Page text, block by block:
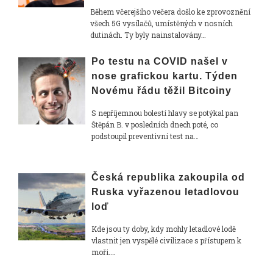
Během včerejšího večera došlo ke zprovoznění
všech 5G vysílačů, umístěných v nosních
dutinách. Ty byly nainstalovány…
Po testu na COVID našel v
nose grafickou kartu. Týden
Novému řádu těžil Bitcoiny
S nepříjemnou bolestí hlavy se potýkal pan
Štěpán B. v posledních dnech poté, co
podstoupil preventivní test na…
Česká republika zakoupila od
Ruska vyřazenou letadlovou
loď
Kde jsou ty doby, kdy mohly letadlové lodě
vlastnit jen vyspělé civilizace s přístupem k
moři.…